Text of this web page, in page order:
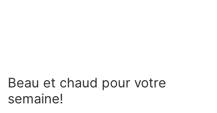
Beau et chaud pour votre
semaine!